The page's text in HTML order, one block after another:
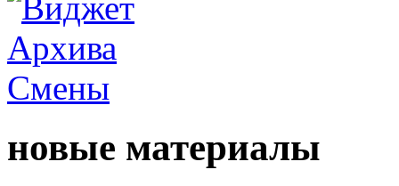
новые материалы